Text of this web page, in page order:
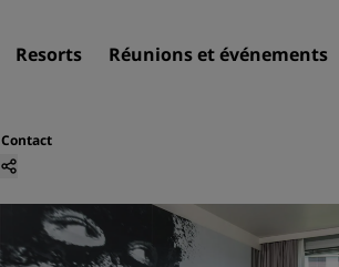
Resorts Réunions et événements
Resorts
Contact